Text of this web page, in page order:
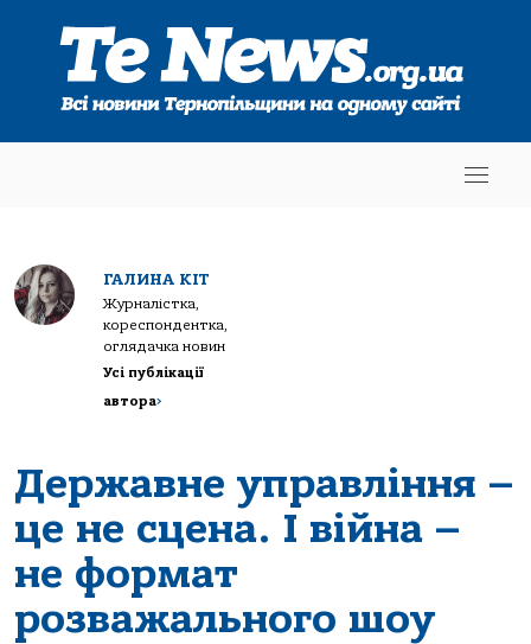
ГАЛИНА КІТ
Журналістка,
кореспондентка,
оглядачка новин
Усі публікації
автора>
Державне управління –
це не сцена. І війна –
не формат
розважального шоу